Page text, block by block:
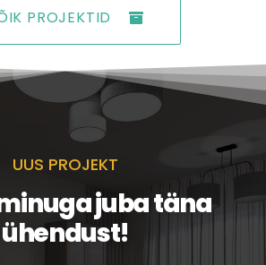
PROJEKTID
UUS PROJEKT
juba täna
ühendust!